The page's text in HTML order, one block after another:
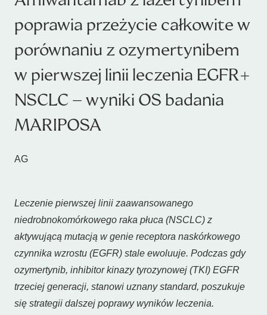
poprawia przeżycie całkowite w
porównaniu z ozymertynibem
w pierwszej linii leczenia EGFR+
NSCLC – wyniki OS badania
MARIPOSA
AG
Leczenie pierwszej linii zaawansowanego
niedrobnokomórkowego raka płuca (NSCLC) z
aktywującą mutacją w genie receptora naskórkowego
czynnika wzrostu (EGFR) stale ewoluuje. Podczas gdy
ozymertynib, inhibitor kinazy tyrozynowej (TKI) EGFR
trzeciej generacji, stanowi uznany standard, poszukuje
się strategii dalszej poprawy wyników leczenia.